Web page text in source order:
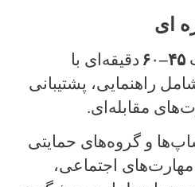
ای
۴۵– ۶۰
دقیقه‌ای با
راهنمایی، پشتیبانی
مقابله‌ای.
و گروه‌های حمایتی
اجتماعی،